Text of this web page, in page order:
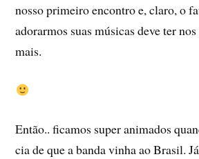
nosso primeiro encontro e, claro, o
adorarmos suas músicas deve ter
mais.
Então.. ficamos super animados
cia de que a banda vinha ao Brasil.